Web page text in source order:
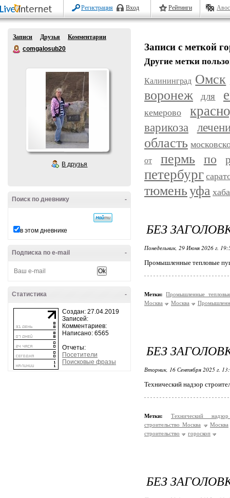
Регистрация Вход Рейтинги
Записи Друзья
Комментарии
comgalosub20
В друзья
-
Поиск по дневнику
в этом дневнике
-
Подписка по e-mail
-
Статистика
Создан: 27.04.2019
Записей:
Комментариев:
Написано: 6565
Отчеты:
Посетители
Поисковые фразы
Записи с меткой
Другие метки
Калининград Омск
воронеж для
кемерово
варикоза
область
от пермь по
петербург
тюменьуфа
БЕЗ
Понедельник, 29 Июня 2026 г.
Промышленные тепловые
Метки:
Промышленные
Москва
Москва
БЕЗ
Вторник, 16 Сентября 2025 г.
Технический надзор
Метки:
Технический
строительство Москва
Москва
строительство
гороскоп
БЕЗ